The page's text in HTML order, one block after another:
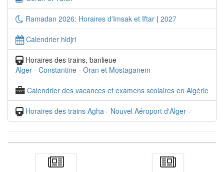
Ramadan 2026: Horaires d'Imsak et Iftar | 2027
Calendrier hidjri
Horaires des trains, banlieue
Alger - Constantine - Oran et Mostaganem
Calendrier des vacances et examens scolaires en Algérie
Horaires des trains Agha - Nouvel Aéroport d'Alger -